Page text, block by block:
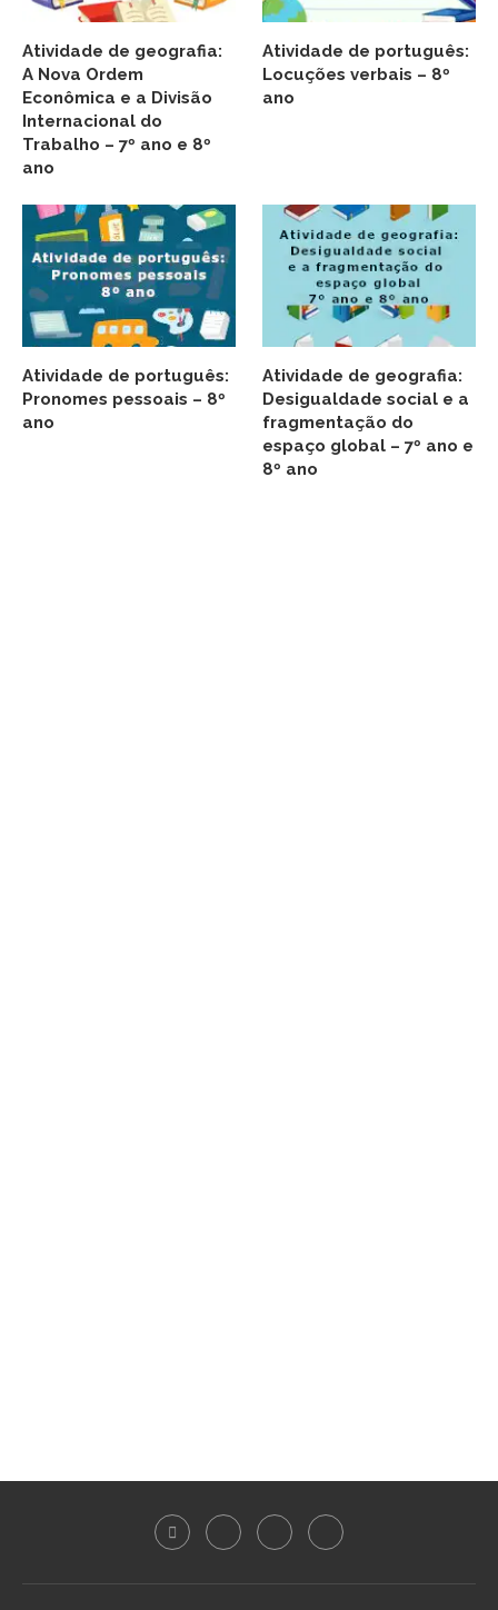
Atividade de geografia:
A Nova Ordem
Econômica e a Divisão
Internacional do
Trabalho – 7º ano e 8º
ano
Atividade de português:
Locuções verbais – 8º
ano
Atividade de português:
Pronomes pessoais – 8º
ano
Atividade de geografia:
Desigualdade social e a
fragmentação do
espaço global – 7º ano e
8º ano